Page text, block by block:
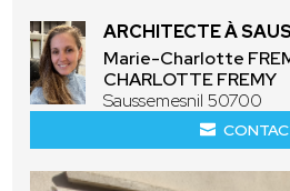
ARCHITECTE À
Marie-Charlotte
CHARLOTTE FREMY
Saussemesnil 50700